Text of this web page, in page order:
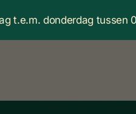
t.e.m. donderdag tussen